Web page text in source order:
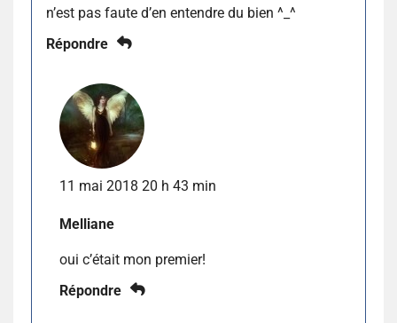
n’est pas faute d’en entendre du bien ^_^
Répondre
11 mai 2018 20 h 43 min
Melliane
oui c’était mon premier!
Répondre